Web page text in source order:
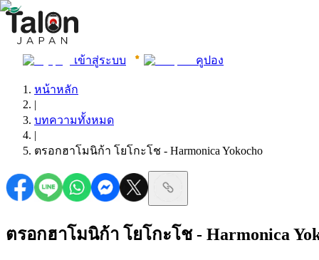
เข้าสู่ระบบ คูปอง
หน้าหลัก
|
บทความทั้งหมด
|
ตรอกฮาโมนิก้า โยโกะโช - Harmonica Yokocho
ตรอกฮาโมนิก้า โยโกะโช - Harmonica